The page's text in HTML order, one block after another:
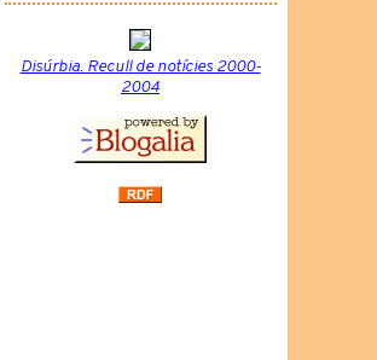
Disúrbia. Recull de notícies 2000-
2004